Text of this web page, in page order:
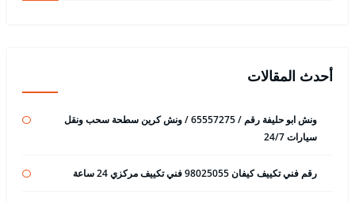
أحدث المقالات
ونش ابو حليفة رقم / 65557275 / ونش كرين سطحة سحب ونقل
سيارات 24/7
رقم فني تكييف كيفان 98025055 فني تكييف مركزي 24 ساعة